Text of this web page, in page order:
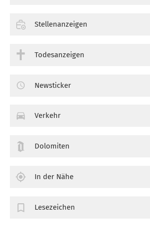
Stellenanzeigen
Todesanzeigen
Newsticker
Verkehr
Dolomiten
In der Nähe
Lesezeichen